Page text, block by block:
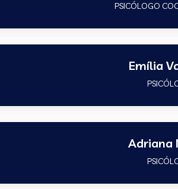
PSICÓLOGO
Emília
Adriana